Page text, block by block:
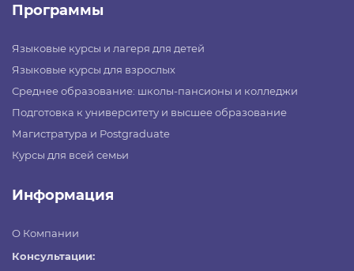
Программы
Языковые курсы и лагеря для детей
Языковые курсы для взрослых
Среднее образование: школы-пансионы и колледжи
Подготовка к университету и высшее образование
Магистратура и Postgraduate
Курсы для всей семьи
Информация
О Компании
Консультации: